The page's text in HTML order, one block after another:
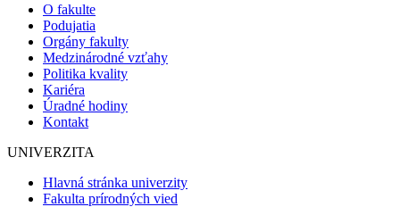
O fakulte
Podujatia
Orgány fakulty
Medzinárodné vzťahy
Politika kvality
Kariéra
Úradné hodiny
Kontakt
UNIVERZITA
Hlavná stránka univerzity
Fakulta prírodných vied